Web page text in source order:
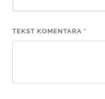
TEKST KOMENTARA *